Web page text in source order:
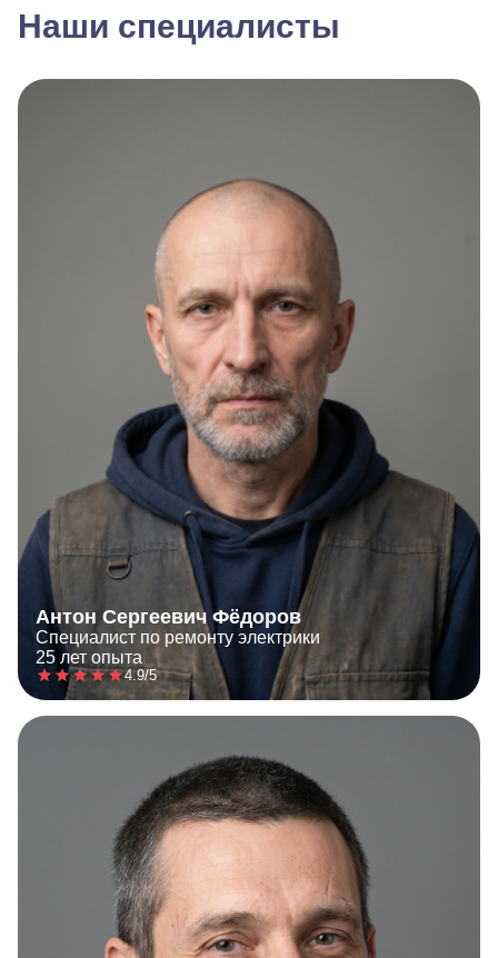
Наши специалисты
Антон Сергеевич Фёдоров
Специалист по ремонту электрики
25 лет опыта
4.9/5